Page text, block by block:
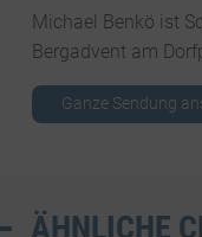
Michael Benkö ist
Bergadvent am
Ganze Sendung
ÄHNLICHE